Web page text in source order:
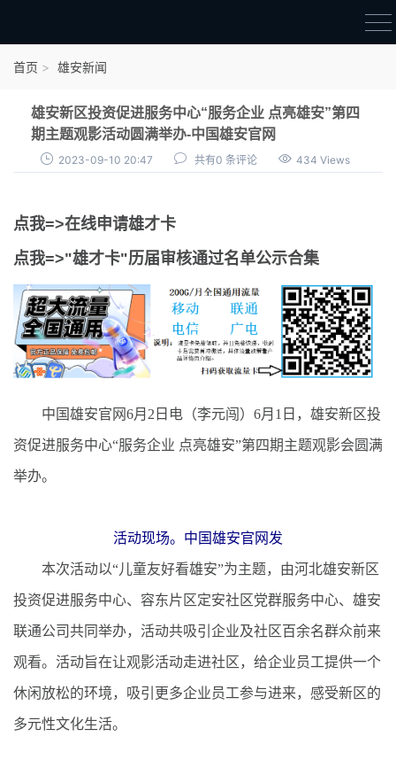
点我申领雄才卡
审核通过公示
首页 雄安新闻
雄安新区投资促进服务中心“服务企业 点亮雄安”第四
期主题观影活动圆满举办-中国雄安官网
2023-09-10 20:47 共有0 条评论 434 Views
点我=>在线申请雄才卡
点我=>"雄才卡"历届审核通过名单公示合集
中国雄安官网6月2日电（李元闯）6月1日，雄安新区投
资促进服务中心“服务企业 点亮雄安”第四期主题观影会圆满
举办。
活动现场。中国雄安官网发
本次活动以“儿童友好看雄安”为主题，由河北雄安新区
投资促进服务中心、容东片区定安社区党群服务中心、雄安
联通公司共同举办，活动共吸引企业及社区百余名群众前来
观看。活动旨在让观影活动走进社区，给企业员工提供一个
休闲放松的环境，吸引更多企业员工参与进来，感受新区的
多元性文化生活。